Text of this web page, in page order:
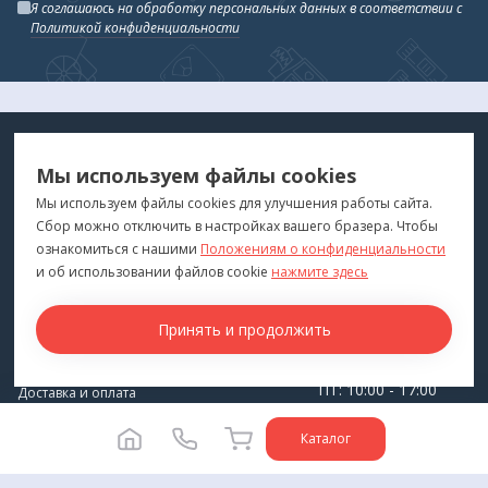
износе или потере адгезивных свойств
Я соглашаюсь на обработку персональных данных в соответствии с
Политикой конфиденциальности
Каталог
ДЛЯ ВАС
"Медтехника для Вас"©2026
ПОКУПАТЕЛЯМ
Каталог
Бренды
Для оптовиков
Доставка и оплата
КОНТАКТЫ
г. Владивосток
ПТ: 10:00 - 17:00
СБ-ВС: Выходной
Мы используем файлы cookies
Мы используем файлы cookies для улучшения работы сайта.
Сбор можно отключить в настройках вашего бразера. Чтобы
ознакомиться с нашими Положениям о конфиденциальности
и об использовании файлов cookie нажмите здесь
Принять и продолжить